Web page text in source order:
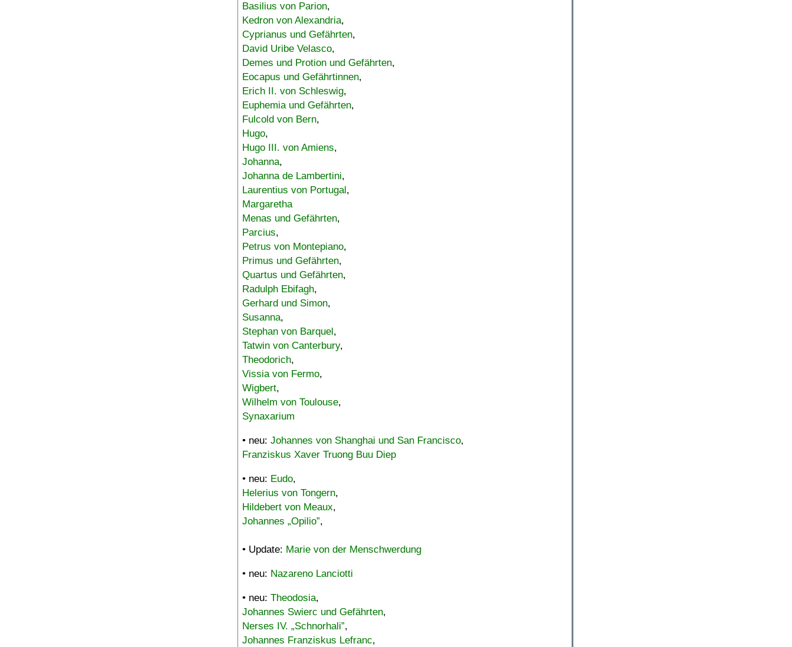
Basilius von Parion,
Kedron von Alexandria,
Cyprianus und Gefährten,
David Uribe Velasco,
Demes und Protion und Gefährten,
Eocapus und Gefährtinnen,
Erich II. von Schleswig,
Euphemia und Gefährten,
Fulcold von Bern,
Hugo,
Hugo III. von Amiens,
Johanna,
Johanna de Lambertini,
Laurentius von Portugal,
Margaretha
Menas und Gefährten,
Parcius,
Petrus von Montepiano,
Primus und Gefährten,
Quartus und Gefährten,
Radulph Ebifagh,
Gerhard und Simon,
Susanna,
Stephan von Barquel,
Tatwin von Canterbury,
Theodorich,
Vissia von Fermo,
Wigbert,
Wilhelm von Toulouse,
Synaxarium
• neu: Johannes von Shanghai und San Francisco,
Franziskus Xaver Truong Buu Diep
• neu: Eudo,
Helerius von Tongern,
Hildebert von Meaux,
Johannes „Opilio”,
• Update: Marie von der Menschwerdung
• neu: Nazareno Lanciotti
• neu: Theodosia,
Johannes Swierc und Gefährten,
Nerses IV. „Schnorhali”,
Johannes Franziskus Lefranc,